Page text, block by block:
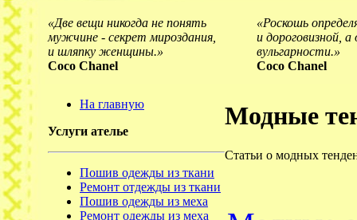
«Две вещи никогда не понять
мужчине - секрет мироздания,
и шляпку женщины.»
Coco Chanel
«Роскошь
и дороговизной,
вульгарности.»
Coco Chanel
На главную
Услуги ателье
Пошив одежды из ткани
Ремонт отдежды из ткани
Пошив одежды из меха
Ремонт одежды из меха
Модные
Статьи о модных